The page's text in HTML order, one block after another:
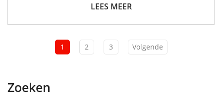
LEES MEER
1 2 3 Volgende
Zoeken